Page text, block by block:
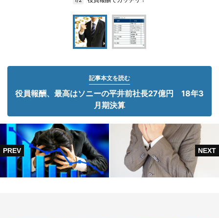
記事本文を読む
役員報酬、最高はソニーの平井前社長27億円 18年3
月期決算